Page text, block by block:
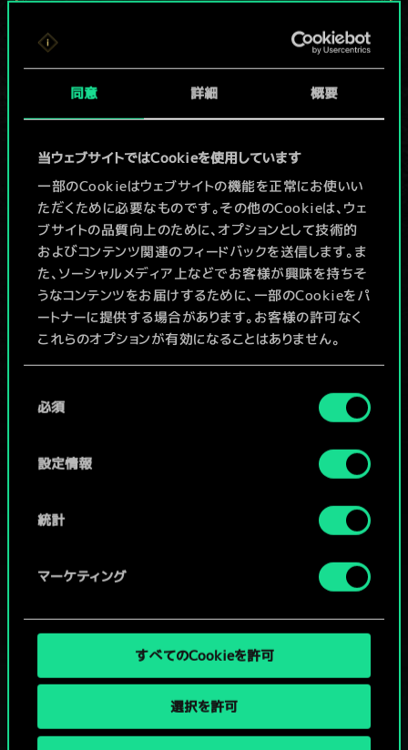
同意 詳細 概要
当ウェブサイトではCookieを使用しています
一部のCookieはウェブサイトの機能を正常にお使いい
ただくために必要なものです。その他のCookieは、ウェ
ブサイトの品質向上のために、オプションとして技術的
およびコンテンツ関連のフィードバックを送信します。ま
た、ソーシャルメディア上などでお客様が興味を持ちそ
うなコンテンツをお届けするために、一部のCookieをパ
ートナーに提供する場合があります。お客様の許可なく
これらのオプションが有効になることはありません。
詳細は、下記の「設定」メニューでご確認ください。
必須
設定情報
統計
マーケティング
すべてのCookieを許可
選択を許可
現在はまだこれし
か共有デッキがあ
りませんが、
続々追加中！
デッキ名入力＆ガイドを作成
デッキを編集
/
グウェントでひと勝負といかない